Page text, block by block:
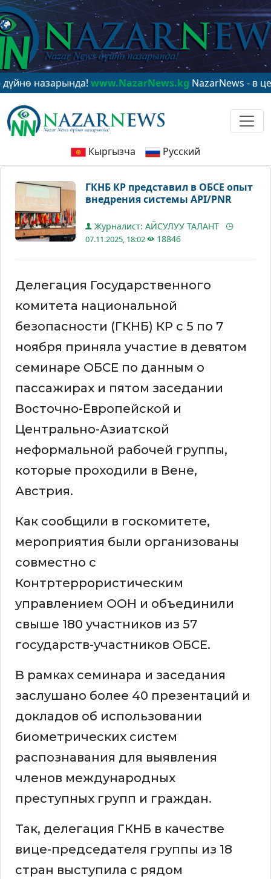
www.NazarNews.kgNazarNews - в центре
Кыргызча Русский
ГКНБ КР представил в ОБСЕ опыт
внедрения системы API/PNR
Журналист: АЙСУЛУУ ТАЛАНТ
07.11.2025, 18:02 18846
Делегация Государственного
комитета национальной
безопасности (ГКНБ) КР с 5 по 7
ноября приняла участие в девятом
семинаре ОБСЕ по данным о
пассажирах и пятом заседании
Восточно-Европейской и
Центрально-Азиатской
неформальной рабочей группы,
которые проходили в Вене,
Австрия.
Как сообщили в госкомитете,
мероприятия были организованы
совместно с
Контртеррористическим
управлением ООН и объединили
свыше 180 участников из 57
государств-участников ОБСЕ.
В рамках семинара и заседания
заслушано более 40 презентаций и
докладов об использовании
биометрических систем
распознавания для выявления
членов международных
преступных групп и граждан.
Так, делегация ГКНБ в качестве
вице-председателя группы из 18
стран выступила с рядом